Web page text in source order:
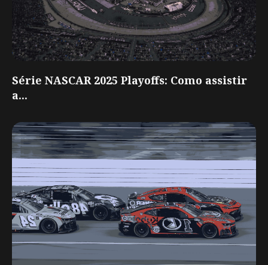
Série NASCAR 2025 Playoffs: Como assistir
a...